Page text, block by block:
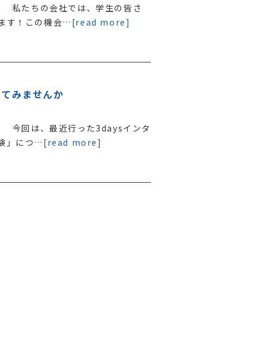
私たちの会社では、学生の皆さ
す！この機会… [read more]
みませんか
今回は、最近行った3daysインタ
」につ…[read more]